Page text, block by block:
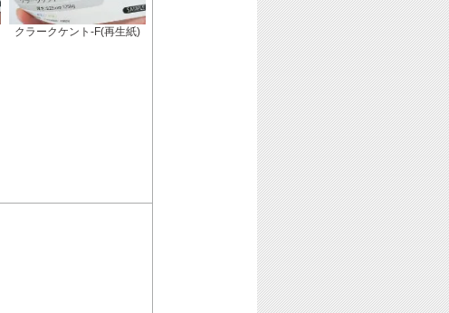
クラークケント-F(再生紙)